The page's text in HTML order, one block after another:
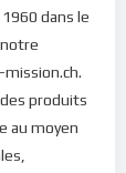
dans le
produits
au moyen